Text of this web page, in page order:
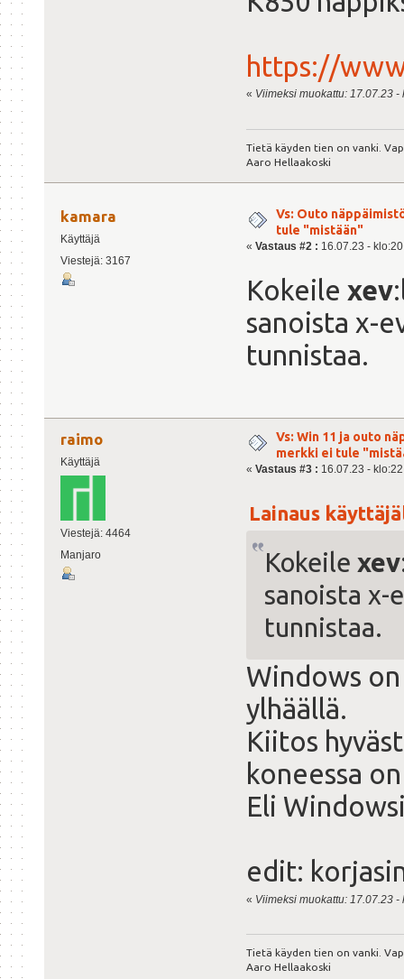
https://
« Viimeksi muokattu: 17.07.23
Tietä käyden tien on vanki.
Aaro Hellaakoski
kamara
Käyttäjä
Viestejä: 3167
Vs: Outo
tule "mistään"
« Vastaus #2 : 16.07.23 -
Kokeile xev
sanoista x-
tunnistaa.
raimo
Käyttäjä
Viestejä: 4464
Manjaro
Vs: Win 11 ja outo
merkki ei tule
« Vastaus #3 : 16.07.23 -
Lainaus
Kokeile xev
sanoista x-
tunnistaa.
Windows
ylhäällä.
Kiitos
koneessa
Eli
edit:
« Viimeksi muokattu: 17.07.23
Tietä käyden tien on vanki.
Aaro Hellaakoski